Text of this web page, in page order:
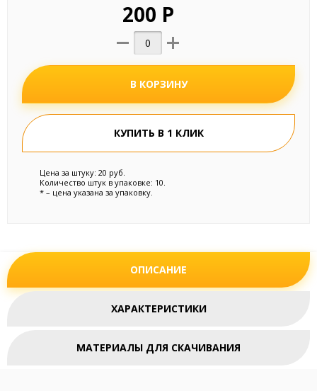
200 Р
В КОРЗИНУ
КУПИТЬ В 1 КЛИК
Цена за штуку: 20 руб.
Количество штук в упаковке: 10.
* – цена указана за упаковку.
ОПИСАНИЕ
ХАРАКТЕРИСТИКИ
МАТЕРИАЛЫ ДЛЯ СКАЧИВАНИЯ